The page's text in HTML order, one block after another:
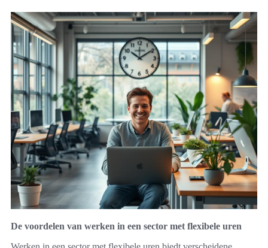
De voordelen van werken in een sector met flexibele uren